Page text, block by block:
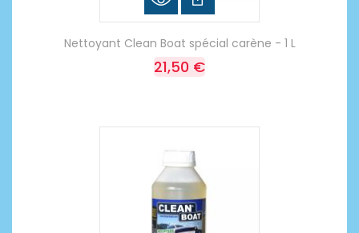
Nettoyant Clean Boat spécial carène - 1 L
21,50 €